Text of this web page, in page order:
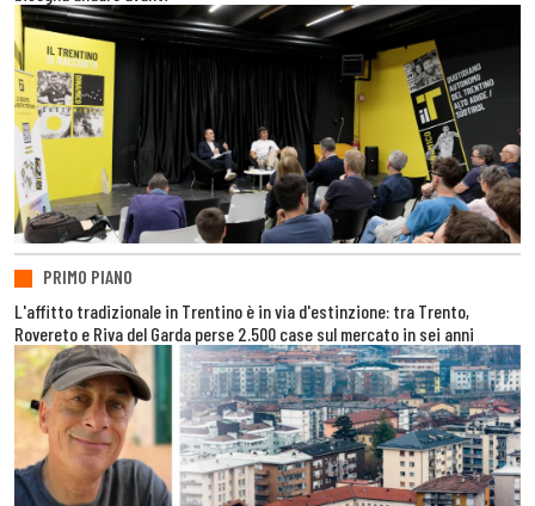
PRIMO PIANO
L'affitto tradizionale in Trentino è in via d'estinzione: tra Trento,
Rovereto e Riva del Garda perse 2.500 case sul mercato in sei anni